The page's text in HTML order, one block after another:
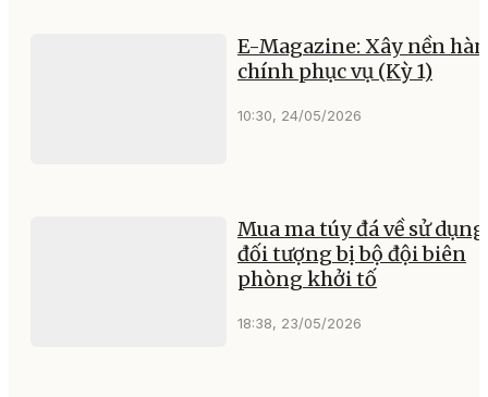
E-Magazine: Xây nền
chính phục vụ (Kỳ 1)
10:30, 24/05/2026
Mua ma túy đá về sử
đối tượng bị bộ đội biên
phòng khởi tố
18:38, 23/05/2026